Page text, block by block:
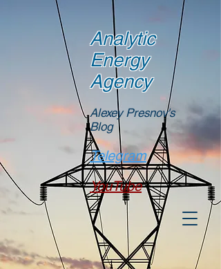
Analytic
Energy
Agency
Alexey Presnov's
Blog
Telegram
YouTube